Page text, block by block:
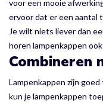
voor een mooie
ervoor dat er een aantal
Je wilt niets liever dan
horen lampenkappen
Combineren
Lampenkappen zijn
kun je lampenkappen